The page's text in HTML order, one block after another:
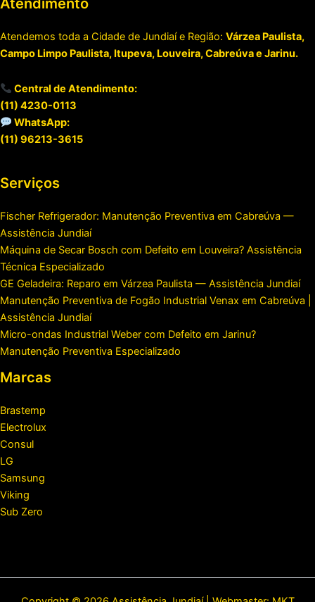
Atendimento
Atendemos toda a Cidade de Jundiaí e Região: Várzea Paulista,
Campo Limpo Paulista, Itupeva, Louveira, Cabreúva e Jarinu.
Central de Atendimento:
(11) 4230-0113
WhatsApp:
(11) 96213-3615
Serviços
Fischer Refrigerador: Manutenção Preventiva em Cabreúva —
Assistência Jundiaí
Máquina de Secar Bosch com Defeito em Louveira? Assistência
Técnica Especializado
GE Geladeira: Reparo em Várzea Paulista — Assistência Jundiaí
Manutenção Preventiva de Fogão Industrial Venax em Cabreúva |
Assistência Jundiaí
Micro-ondas Industrial Weber com Defeito em Jarinu?
Manutenção Preventiva Especializado
Marcas
Brastemp
Electrolux
Consul
LG
Samsung
Viking
Sub Zero